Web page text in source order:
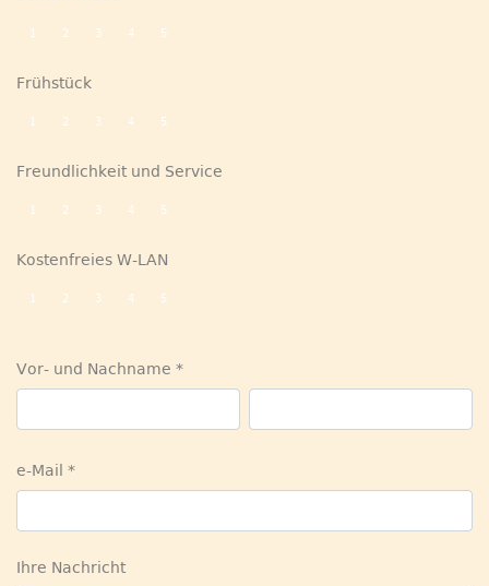
2 3 4 5
Frühstück
2 3 4 5
Freundlichkeit und Service
2 3 4 5
Kostenfreies W-LAN
2 3 4 5
Vor- und Nachname
e-Mail
Ihre Nachricht